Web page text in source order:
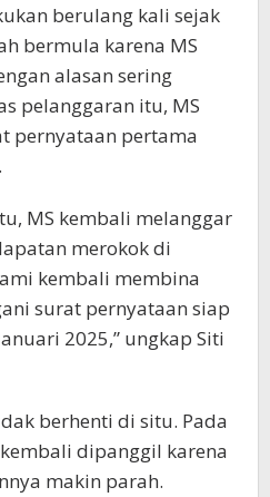
berulang kali sejak
bermula karena MS
alasan sering
pelanggaran itu, MS
pernyataan pertama
MS kembali melanggar
merokok di
kembali membina
surat pernyataan siap
2025,” ungkap Siti
berhenti di situ. Pada
dipanggil karena
makin parah.